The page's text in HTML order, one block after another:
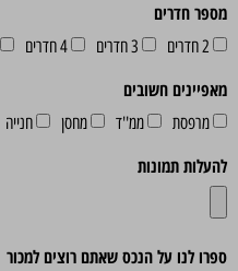
מספר חדרים
2 חדרים 3 חדרים 4 חדרים
מאפיינים חשובים
מרפסת ממ''ד מחסן חנייה
להעלות תמונות
ספרו לנו על הנכס שאתם רוצים למכור